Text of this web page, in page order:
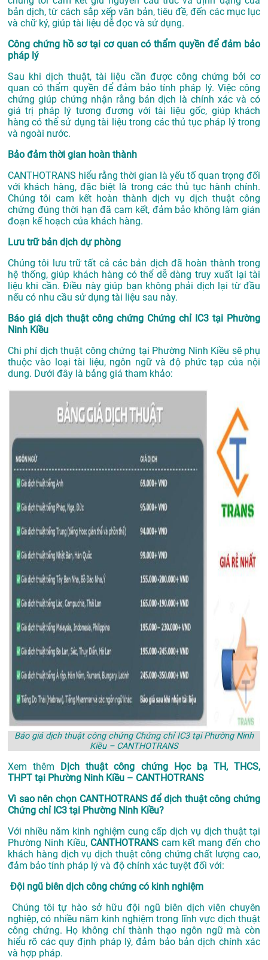
bản dịch, từ cách sắp xếp văn bản, tiêu đề, đến các mục lục
và chữ ký, giúp tài liệu dễ đọc và sử dụng.
Công chứng hồ sơ tại cơ quan có thẩm quyền để đảm bảo
pháp lý
Sau khi dịch thuật, tài liệu cần được công chứng bởi cơ
quan có thẩm quyền để đảm bảo tính pháp lý. Việc công
chứng giúp chứng nhận rằng bản dịch là chính xác và có
giá trị pháp lý tương đương với tài liệu gốc, giúp khách
hàng có thể sử dụng tài liệu trong các thủ tục pháp lý trong
và ngoài nước.
Bảo đảm thời gian hoàn thành
CANTHOTRANS hiểu rằng thời gian là yếu tố quan trọng đối
với khách hàng, đặc biệt là trong các thủ tục hành chính.
Chúng tôi cam kết hoàn thành dịch vụ dịch thuật công
chứng đúng thời hạn đã cam kết, đảm bảo không làm gián
đoạn kế hoạch của khách hàng.
Lưu trữ bản dịch dự phòng
Chúng tôi lưu trữ tất cả các bản dịch đã hoàn thành trong
hệ thống, giúp khách hàng có thể dễ dàng truy xuất lại tài
liệu khi cần. Điều này giúp bạn không phải dịch lại từ đầu
nếu có nhu cầu sử dụng tài liệu sau này.
Báo giá dịch thuật công chứng Chứng chỉ IC3 tại Phường
Ninh Kiều
Chi phí dịch thuật công chứng tại Phường Ninh Kiều sẽ phụ
thuộc vào loại tài liệu, ngôn ngữ và độ phức tạp của nội
dung. Dưới đây là bảng giá tham khảo:
Báo giá dịch thuật công chứng Chứng chỉ IC3 tại Phường Ninh
Kiều – CANTHOTRANS
Xem thêm
Dịch thuật công chứng Học bạ TH, THCS,
THPT tại Phường Ninh Kiều – CANTHOTRANS
Vì sao nên chọn CANTHOTRANS để dịch thuật công chứng
Chứng chỉ IC3 tại Phường Ninh Kiều?
Với nhiều năm kinh nghiệm cung cấp dịch vụ dịch thuật tại
Phường Ninh Kiều, CANTHOTRANScam kết mang đến cho
khách hàng dịch vụ dịch thuật công chứng chất lượng cao,
đảm bảo tính pháp lý và độ chính xác tuyệt đối với:
Đội ngũ biên dịch công chứng có kinh nghiệm
Chúng tôi tự hào sở hữu đội ngũ biên dịch viên chuyên
nghiệp, có nhiều năm kinh nghiệm trong lĩnh vực dịch thuật
công chứng. Họ không chỉ thành thạo ngôn ngữ mà còn
hiểu rõ các quy định pháp lý, đảm bảo bản dịch chính xác
và hợp pháp.